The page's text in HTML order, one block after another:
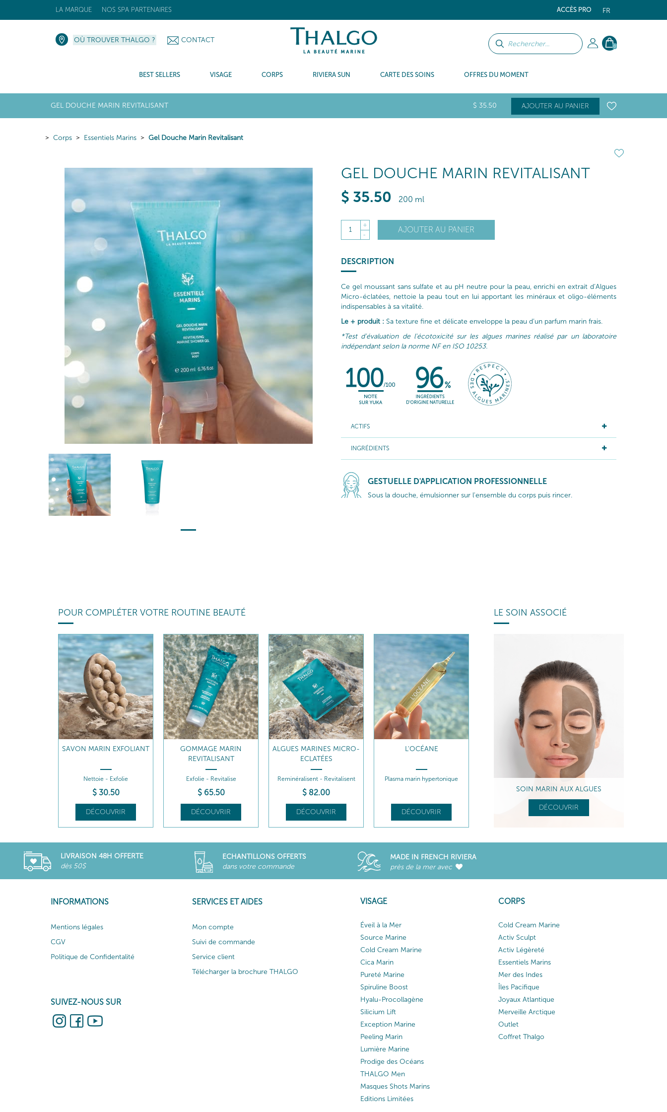
FR
ACCÈS PRO
LA MARQUE NOS SPA PARTENAIRES
0
OÙ TROUVER THALGO ? CONTACT
BEST SELLERS VISAGE CORPS RIVIERA SUN CARTE DES SOINS OFFRES DU MOMENT
GEL DOUCHE MARIN REVITALISANT $ 35.50 AJOUTER AU PANIER
Corps Essentiels Marins Gel Douche Marin Revitalisant
GEL DOUCHE MARIN REVITALISANT
$ 35.50 200 ml
1
+
-
AJOUTER AU PANIER
DESCRIPTION
Ce gel moussant sans sulfate et au pH neutre pour la peau, enrichi en extrait d’Algues
Micro-éclatées, nettoie la peau tout en lui apportant les minéraux et oligo-éléments
indispensables à sa vitalité.
Le + produit : Sa texture fine et délicate enveloppe la peau d’un parfum marin frais.
*Test d'évaluation de l'écotoxicité sur les algues marines réalisé par un laboratoire
indépendant selon la norme NF en ISO 10253.
ACTIFS
INGRÉDIENTS
GESTUELLE D'APPLICATION PROFESSIONNELLE
Sous la douche, émulsionner sur l'ensemble du corps puis rincer.
POUR COMPLÉTER VOTRE ROUTINE BEAUTÉ
SAVON MARIN EXFOLIANT
Nettoie - Exfolie
$ 30.50
DÉCOUVRIR
GOMMAGE MARIN
REVITALISANT
Exfolie - Revitalise
$ 65.50
DÉCOUVRIR
ALGUES MARINES MICRO-
ECLATÉES
Reminéralisent - Revitalisent
$ 82.00
DÉCOUVRIR
L'OCÉANE
Plasma marin hypertonique
DÉCOUVRIR
LE SOIN ASSOCIÉ
SOIN MARIN AUX ALGUES
DÉCOUVRIR
LIVRAISON 48H OFFERTE
dès 50$
ECHANTILLONS OFFERTS
dans votre commande
MADE IN FRENCH RIVIERA
près de la mer avec
INFORMATIONS
Mentions légales
CGV
Politique de Confidentalité
SUIVEZ-NOUS SUR
SERVICES ET AIDES
Mon compte
Suivi de commande
Service client
Télécharger la brochure THALGO
VISAGE
Éveil à la Mer
Source Marine
Cold Cream Marine
Cica Marin
Pureté Marine
Spiruline Boost
Hyalu-Procollagène
Silicium Lift
Exception Marine
Peeling Marin
Lumière Marine
Prodige des Océans
THALGO Men
Masques Shots Marins
Editions Limitées
CORPS
Cold Cream Marine
Activ Sculpt
Activ Légèreté
Essentiels Marins
Mer des Indes
Îles Pacifique
Joyaux Atlantique
Merveille Arctique
Outlet
Coffret Thalgo